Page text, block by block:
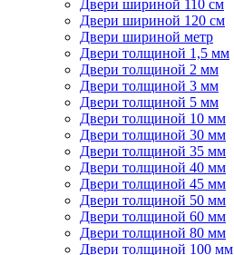
Двери шириной 110 см
Двери шириной 120 см
Двери шириной метр
Двери толщиной 1,5 мм
Двери толщиной 2 мм
Двери толщиной 3 мм
Двери толщиной 5 мм
Двери толщиной 10 мм
Двери толщиной 30 мм
Двери толщиной 35 мм
Двери толщиной 40 мм
Двери толщиной 45 мм
Двери толщиной 50 мм
Двери толщиной 60 мм
Двери толщиной 80 мм
Двери толщиной 100 мм